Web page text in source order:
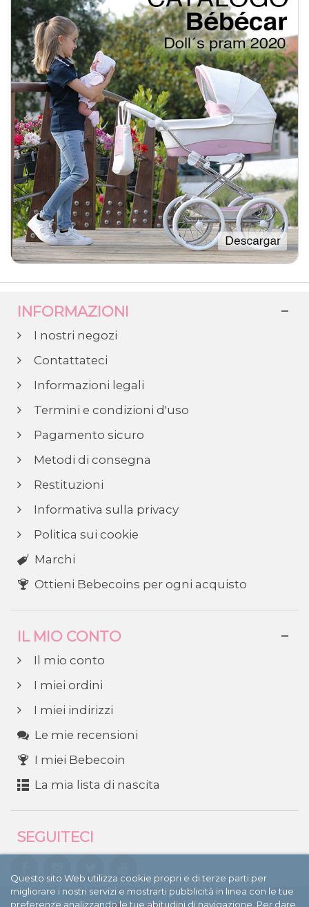
INFORMAZIONI
I nostri negozi
Contattateci
Informazioni legali
Termini e condizioni d'uso
Pagamento sicuro
Metodi di consegna
Restituzioni
Informativa sulla privacy
Politica sui cookie
Marchi
Ottieni Bebecoins per ogni acquisto
IL MIO CONTO
Il mio conto
I miei ordini
I miei indirizzi
Le mie recensioni
I miei Bebecoin
La mia lista di nascita
SEGUITECI
Questo sito Web utilizza cookie propri e di terze parti per
migliorare i nostri servizi e mostrarti pubblicità in linea con le tue
preferenze analizzando le tue abitudini di navigazione. Per dare